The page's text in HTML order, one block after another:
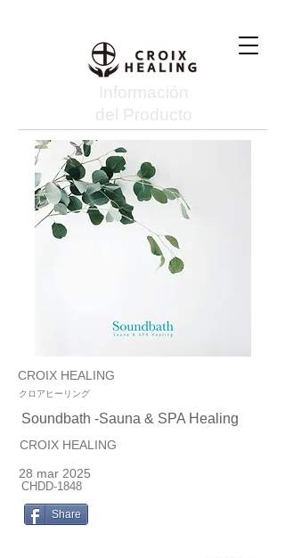
Información
del Producto
CROIX HEALING
クロアヒーリング
Soundbath -Sauna & SPA Healing
CROIX HEALING
28 mar 2025
CHDD-1848
Share